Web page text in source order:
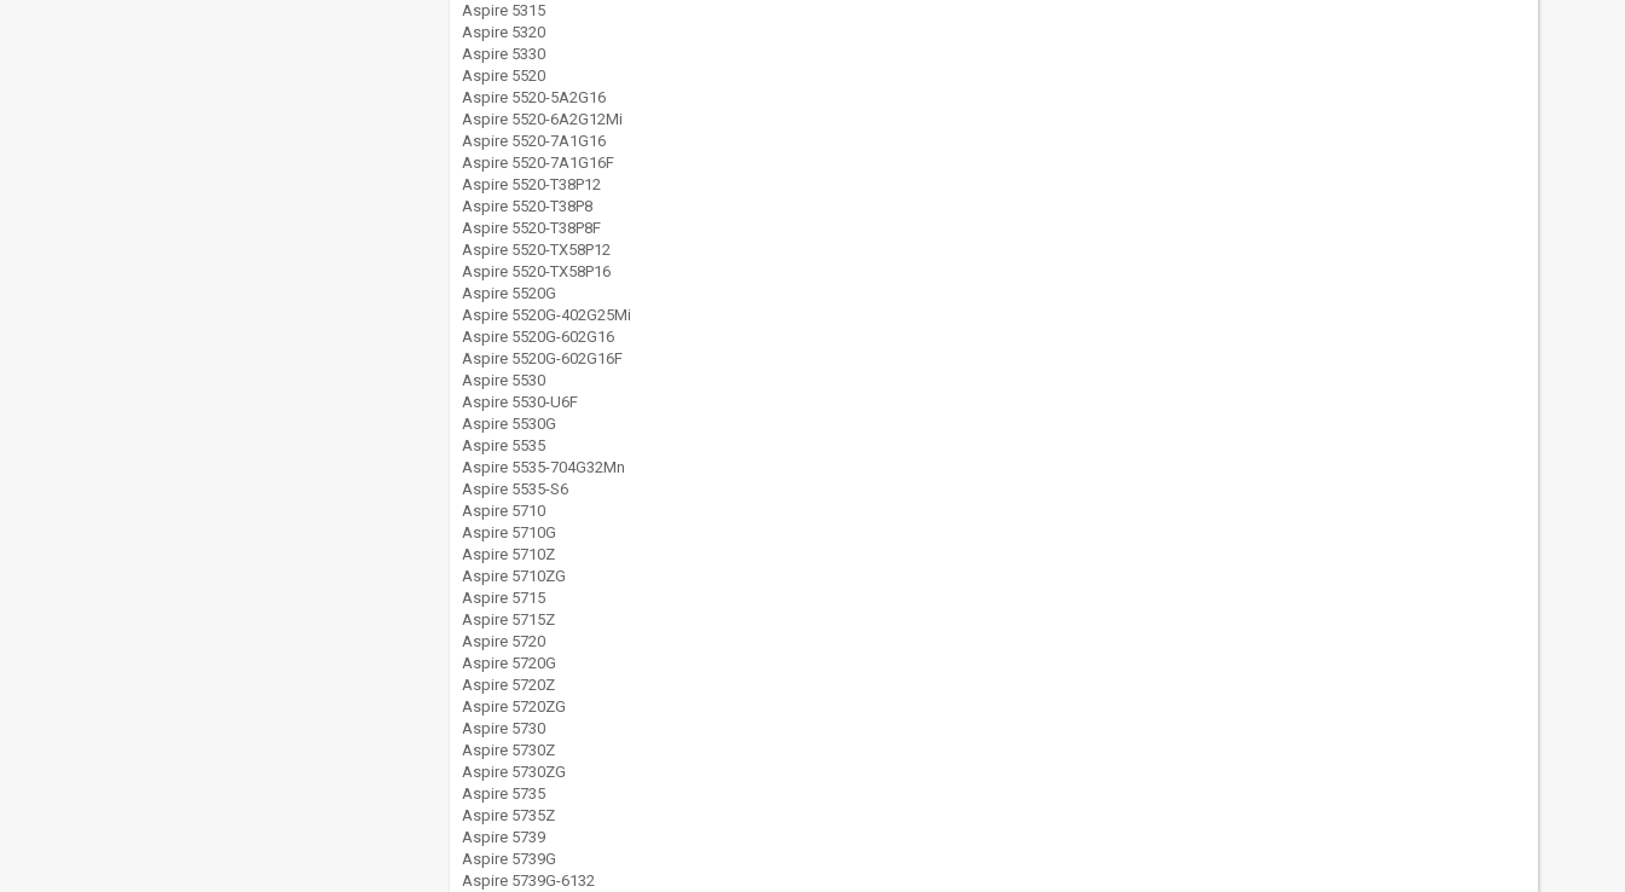
Aspire 5315
Aspire 5320
Aspire 5330
Aspire 5520
Aspire 5520-5A2G16
Aspire 5520-6A2G12Mi
Aspire 5520-7A1G16
Aspire 5520-7A1G16F
Aspire 5520-T38P12
Aspire 5520-T38P8
Aspire 5520-T38P8F
Aspire 5520-TX58P12
Aspire 5520-TX58P16
Aspire 5520G
Aspire 5520G-402G25Mi
Aspire 5520G-602G16
Aspire 5520G-602G16F
Aspire 5530
Aspire 5530-U6F
Aspire 5530G
Aspire 5535
Aspire 5535-704G32Mn
Aspire 5535-S6
Aspire 5710
Aspire 5710G
Aspire 5710Z
Aspire 5710ZG
Aspire 5715
Aspire 5715Z
Aspire 5720
Aspire 5720G
Aspire 5720Z
Aspire 5720ZG
Aspire 5730
Aspire 5730Z
Aspire 5730ZG
Aspire 5735
Aspire 5735Z
Aspire 5739
Aspire 5739G
Aspire 5739G-6132